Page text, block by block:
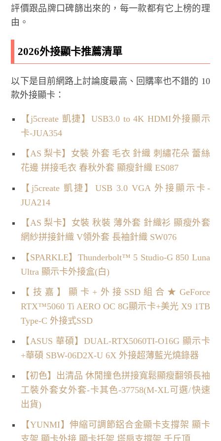
評價跟品牌口碑篩出來的，每一款都有它上榜的理
由。
2026外接顯卡推薦清單
以下是目前網路上討論度最高、回購率也不錯的 10
款外接顯卡：
【j5create 凱捷】USB3.0 to 4K HDMI外接顯示
卡-JUA354
【AS 梨卡】女裝 外套 毛衣 針織 刺繡花朵 蕾絲
花邊 拼接毛衣 春秋外套 顯瘦針織 ES087
【j5create 凱捷】USB 3.0 VGA 外接顯示卡-
JUA214
【AS 梨卡】女裝 秋裝 薄外套 針織衫 顯瘦外套
網紗拼接針織 V領外套 長袖針織 SW076
【SPARKLE】Thunderbolt™ 5 Studio-G 850 Luna
Ultra 顯示卡外接盒(白)
【技嘉】顯卡+外接SSD組合★GeForce
RTX™5060 Ti AERO OC 8G顯示卡+美光 X9 1TB
Type-C 外接式SSD
【ASUS 華碩】DUAL-RTX5060TI-O16G 顯示卡
+華碩 SBW-06D2X-U 6X 外接超薄藍光燒錄器
【初色】出清品 休閒撞色拼接寬鬆顯瘦翻領長袖
工裝外套女外套-卡其色-37758(M-XL可選/快速
出貨)
【YUNMI】伸縮可調節鋁合金顯卡支撐架 顯卡
支架 顯卡外接 顯卡托架 塔扇支撐架 千斤頂